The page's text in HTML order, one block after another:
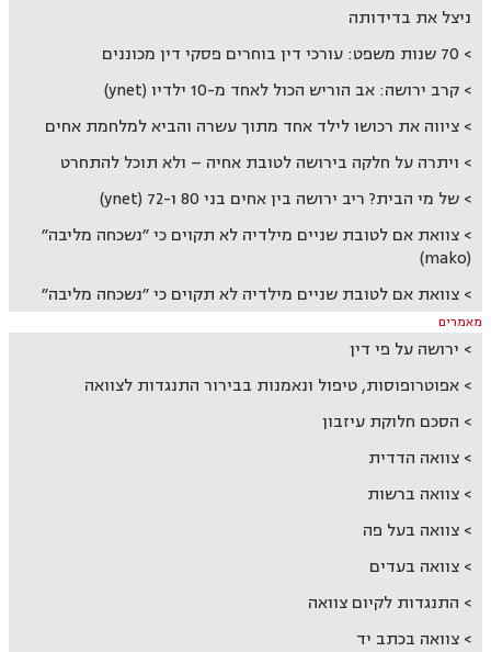
ניצל את בדידותה
70 שנות משפט: עורכי דין בוחרים פסקי דין מכוננים
קרב ירושה: אב הוריש הכול לאחד מ-10 ילדיו (ynet)
ציווה את רכושו לילד אחד מתוך עשרה והביא למלחמת אחים
ויתרה על חלקה בירושה לטובת אחיה – ולא תוכל להתחרט
של מי הבית? ריב ירושה בין אחים בני 80 ו-72 (ynet)
צוואת אם לטובת שניים מילדיה לא תקוים כי ״נשכחה מליבה״
(mako)
צוואת אם לטובת שניים מילדיה לא תקוים כי ״נשכחה מליבה״
מאמרים
ירושה על פי דין
אפוטרופוסות, טיפול ונאמנות בבירור התנגדות לצוואה
הסכם חלוקת עיזבון
צוואה הדדית
צוואה ברשות
צוואה בעל פה
צוואה בעדים
התנגדות לקיום צוואה
צוואה בכתב יד